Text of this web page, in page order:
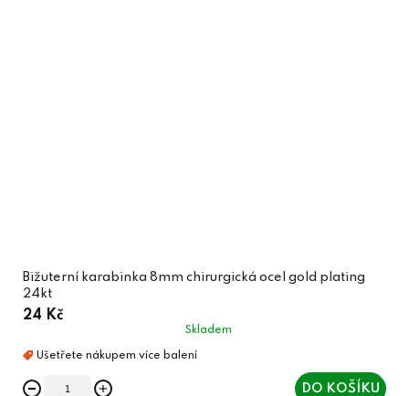
Bižuterní karabinka 8mm chirurgická ocel gold plating
24kt
24 Kč
Skladem
DO KOŠÍKU